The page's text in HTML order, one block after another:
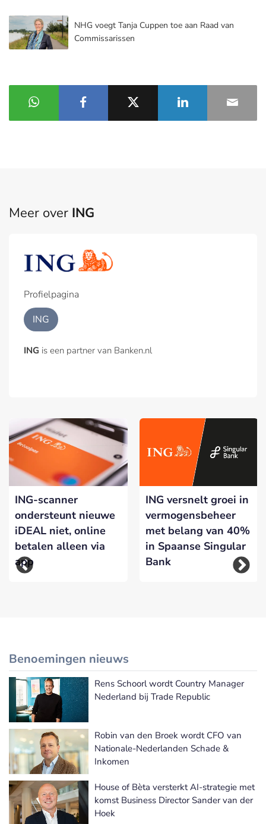
NHG voegt Tanja Cuppen toe aan Raad van
Commissarissen
Meer over ING
Profielpagina
ING
ING is een partner van Banken.nl
ING-scanner
ondersteunt nieuwe
iDEAL niet, online
betalen alleen via
app
ING versnelt groei in
vermogensbeheer
met belang van 40%
in Spaanse Singular
Bank
Benoemingen nieuws
Meer Benoemingen nieuws
Rens Schoorl wordt Country Manager
Nederland bij Trade Republic
Robin van den Broek wordt CFO van
Nationale-Nederlanden Schade &
Inkomen
House of Bèta versterkt AI-strategie met
komst Business Director Sander van der
Hoek